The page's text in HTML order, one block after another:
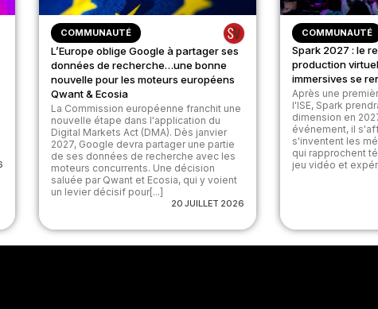
COMMUNAUTÉ
L’Europe oblige Google à partager ses
données de recherche…une bonne
nouvelle pour les moteurs européens
Qwant & Ecosia
La Commission européenne franchit une
nouvelle étape dans l'application du
Digital Markets Act (DMA). Dès janvier
2027, Google devra partager une partie
de ses données de recherche avec les
moteurs concurrents. Une décision
saluée par Qwant et Ecosia, qui y voient
un levier décisif pour[...]
20 JUILLET 2026
COMMUNAUTÉ
Spark 2027 : le
production
immersives se
Après une
l'ISE, Spark
dimension en
événement, il
s'inventent les
qui rapprochent
jeu vidéo et